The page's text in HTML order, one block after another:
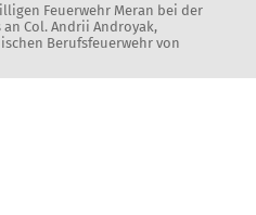
Feuerwehr Meran bei der
Col. Andrii Androyak,
Berufsfeuerwehr von